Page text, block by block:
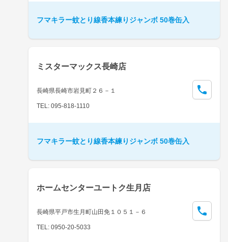
フマキラー蚊とり線香本練りジャンボ 50巻缶入
ミスターマックス長崎店
長崎県長崎市岩見町２６－１
TEL: 095-818-1110
フマキラー蚊とり線香本練りジャンボ 50巻缶入
ホームセンターユートク生月店
長崎県平戸市生月町山田免１０５１－６
TEL: 0950-20-5033